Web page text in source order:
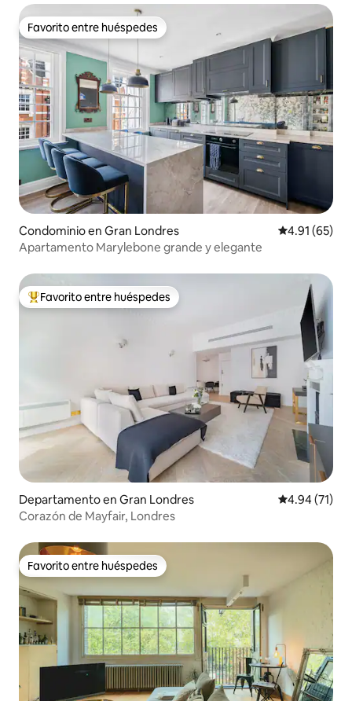
Favorito entre huéspedes
Favorito entre huéspedes
Condominio en Gran Londres Calificación
4.91 (65)
Apartamento Marylebone grande y elegante
De los mejores en Favorito entre huéspedes
Favorito entre huéspedes
Departamento en Gran Londres Calificación
4.94 (71)
Corazón de Mayfair, Londres
Favorito entre huéspedes
Favorito entre huéspedes